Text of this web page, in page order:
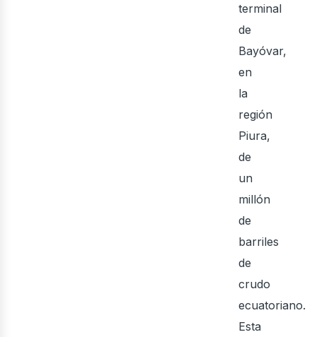
terminal
de
Bayóvar,
en
la
región
Piura,
de
un
millón
de
barriles
de
crudo
ecuatoriano.
Esta